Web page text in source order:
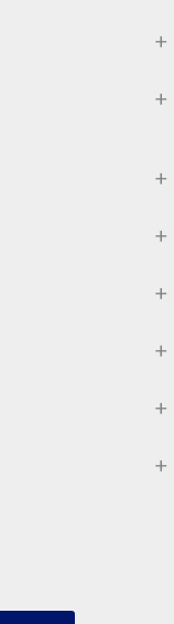
+
+
+
+
+
+
+
+